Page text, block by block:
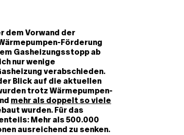
dem Vorwand der
Förderung
Gasheizungsstopp ab
nur wenige
verabschieden.
Blick auf die aktuellen
trotz Wärmepumpen-
mehr als doppelt so viele
wurden. Für das
Mehr als 500.000
ausreichend zu senken.